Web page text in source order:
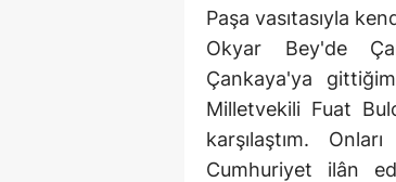
Paşa vasıtasıyla
Okyar Bey'de
Çankaya'ya
Milletvekili Fuat
karşılaştım.
Cumhuriyet ilân